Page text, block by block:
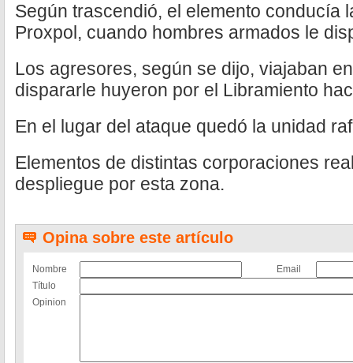
Según trascendió, el elemento conducía
Proxpol, cuando hombres armados le
Los agresores, según se dijo, viajaban
dispararle huyeron por el Libramiento
En el lugar del ataque quedó la unidad
Elementos de distintas corporaciones
despliegue por esta zona.
Opina sobre este artículo
Nombre
Email
Título
Opinion